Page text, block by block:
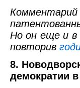
Но он еще и в
повторив
8.
демократии